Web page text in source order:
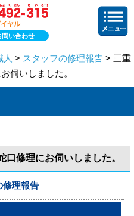
ヤル
問い合わせ
人 > スタッフの修理報告 > 三重
伺いしました。
口修理にお伺いしました。
修理報告